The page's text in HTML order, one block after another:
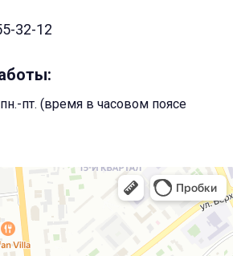
32-12
пт. (время в часовом поясе